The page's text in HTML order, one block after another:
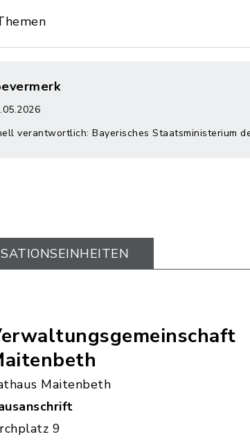
verantwortlich: Bayerisches Staatsministerium
Maitenbeth
9